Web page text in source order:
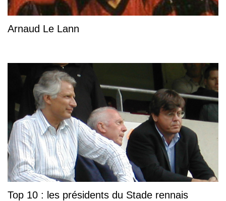
Arnaud Le Lann
Top 10 : les présidents du Stade rennais